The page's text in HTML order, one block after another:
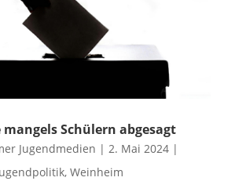
mangels Schülern abgesagt
Jugendmedien | 2. Mai 2024|
, Weinheim